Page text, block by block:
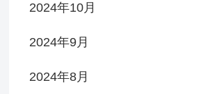
2024年10月
2024年9月
2024年8月